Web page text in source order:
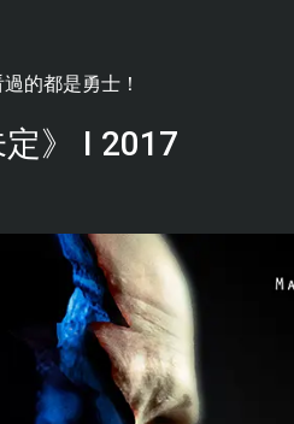
的都是勇士！
定》 I 2017